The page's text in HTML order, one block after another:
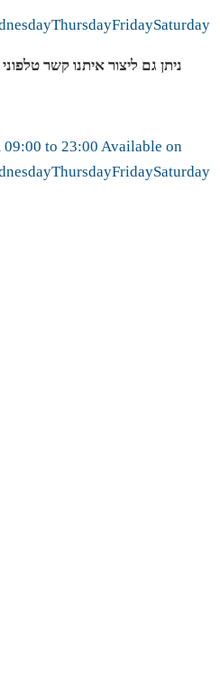
ThursdayFridaySaturday
ניתן גם ליצור איתנו קשר טלפוני
09:00 to 23:00 Available on
ThursdayFridaySaturday